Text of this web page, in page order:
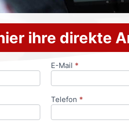
ihre direkte
E-Mail *
Telefon *